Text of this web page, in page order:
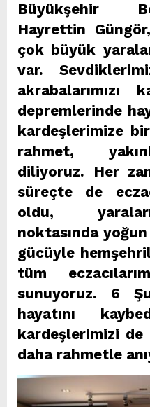
Büyükşehir
Hayrettin
çok büyük yaralar
var.
depremlerinde
kardeşlerimize
rahmet,
diliyoruz. Her
süreçte de
oldu,
noktasında
gücüyle
tüm
sunuyoruz. 6
hayatını
kardeşlerimizi
daha rahmetle